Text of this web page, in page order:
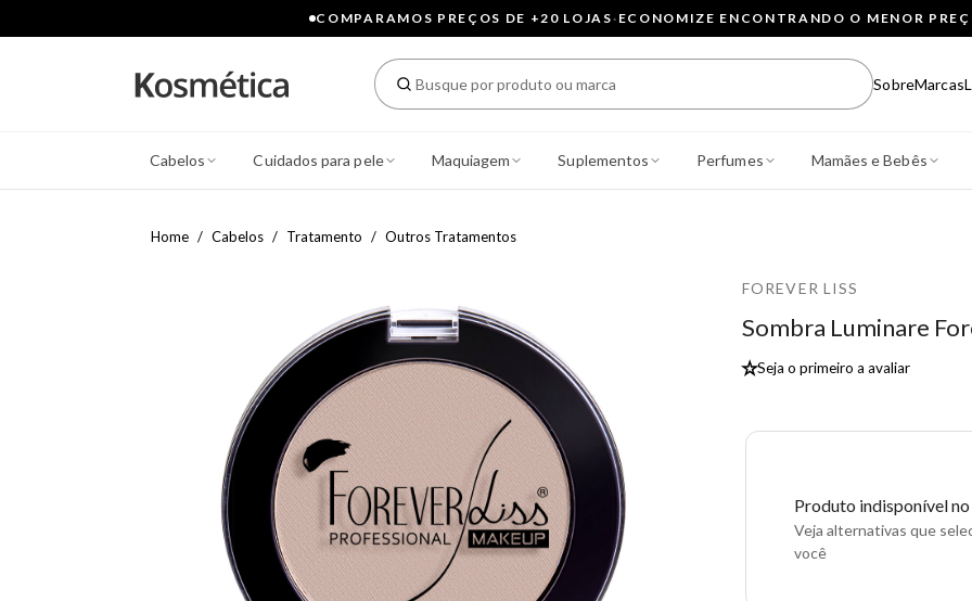
COMPARAMOS PREÇOS DE +20 LOJAS· ECONOMIZE ENCONTRANDO O MENOR
SobreMarcas
Cabelos Cuidados para pele Maquiagem Suplementos Perfumes Mamães e Bebês
Home Cabelos Tratamento Outros Tratamentos
FOREVER LISS
Sombra Luminare
★Seja o primeiro a avaliar
Produto indisponível
Veja alternativas que
você